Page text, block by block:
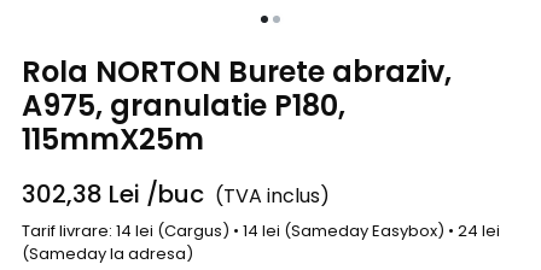
Rola NORTON Burete abraziv,
A975, granulatie P180,
115mmX25m
302,38 Lei /buc (TVA inclus)
Tarif livrare: 14 lei (Cargus) • 14 lei (Sameday Easybox) • 24 lei
(Sameday la adresa)